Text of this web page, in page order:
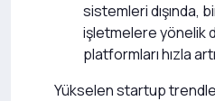
sistemleri dışında,
işletmelere yönelik
platformları hızla
Yükselen startup